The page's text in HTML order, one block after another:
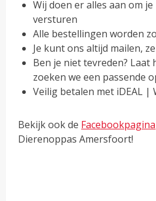
Wij doen er alles aan om
versturen
Alle bestellingen worden
Je kunt ons altijd mailen,
Ben je niet tevreden? Laat
zoeken we een passende
Veilig betalen met iDEAL |
Bekijk ook de Facebookpagina
Dierenoppas Amersfoort!